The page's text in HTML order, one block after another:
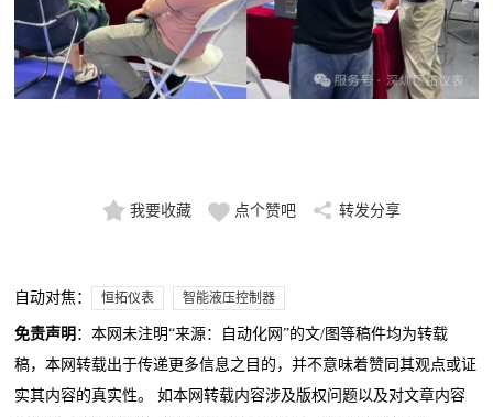
我要收藏 点个赞吧 转发分享
自动对焦： 恒拓仪表 智能液压控制器
免责声明 ：本网未注明“来源：自动化网”的文/图等稿件均为转载
稿，本网转载出于传递更多信息之目的，并不意味着赞同其观点或证
实其内容的真实性。 如本网转载内容涉及版权问题以及对文章内容